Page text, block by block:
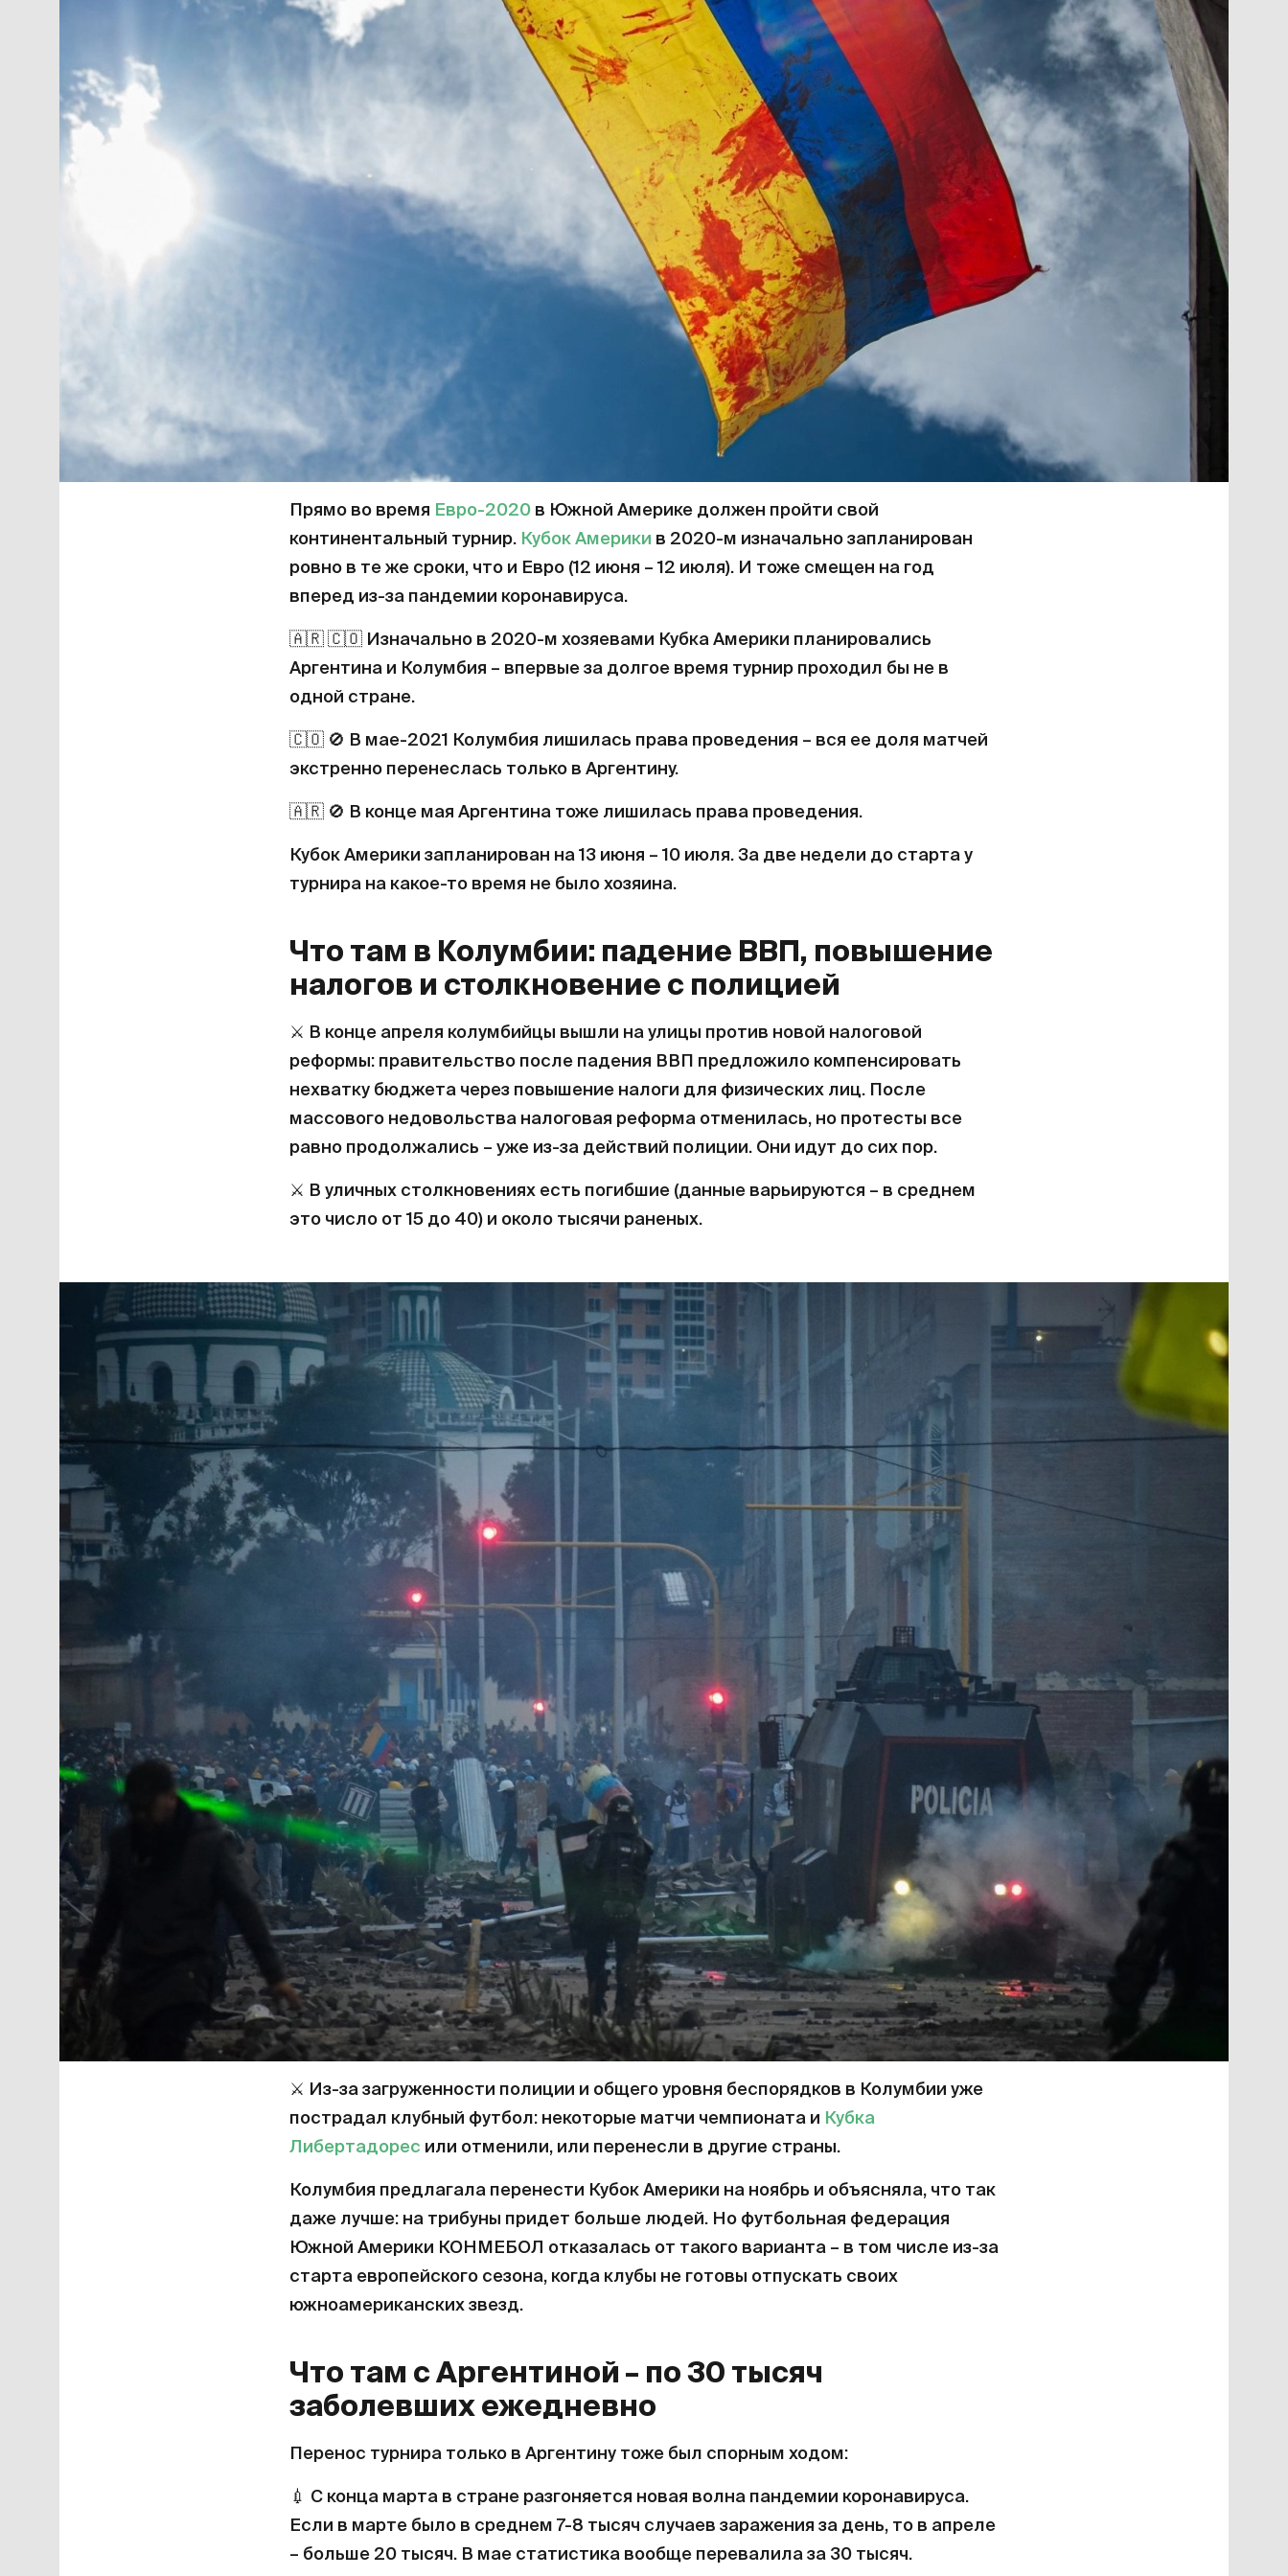
Прямо во время Евро-2020 в Южной Америке должен пройти свой
континентальный турнир. Кубок Америки в 2020-м изначально запланирован
ровно в те же сроки, что и Евро (12 июня – 12 июля). И тоже смещен на год
вперед из-за пандемии коронавируса.
🇦🇷 🇨🇴 Изначально в 2020-м хозяевами Кубка Америки планировались
Аргентина и Колумбия – впервые за долгое время турнир проходил бы не в
одной стране.
🇨🇴 🚫 В мае-2021 Колумбия лишилась права проведения – вся ее доля матчей
экстренно перенеслась только в Аргентину.
🇦🇷 🚫 В конце мая Аргентина тоже лишилась права проведения.
Кубок Америки запланирован на 13 июня – 10 июля. За две недели до старта у
турнира на какое-то время не было хозяина.
Что там в Колумбии: падение ВВП, повышение
налогов и столкновение с полицией
⚔️ В конце апреля колумбийцы вышли на улицы против новой налоговой
реформы: правительство после падения ВВП предложило компенсировать
нехватку бюджета через повышение налоги для физических лиц. После
массового недовольства налоговая реформа отменилась, но протесты все
равно продолжались – уже из-за действий полиции. Они идут до сих пор.
⚔️ В уличных столкновениях есть погибшие (данные варьируются – в среднем
это число от 15 до 40) и около тысячи раненых.
⚔️ Из-за загруженности полиции и общего уровня беспорядков в Колумбии уже
пострадал клубный футбол: некоторые матчи чемпионата и Кубка
Либертадорес или отменили, или перенесли в другие страны.
Колумбия предлагала перенести Кубок Америки на ноябрь и объясняла, что так
даже лучше: на трибуны придет больше людей. Но футбольная федерация
Южной Америки КОНМЕБОЛ отказалась от такого варианта – в том числе из-за
старта европейского сезона, когда клубы не готовы отпускать своих
южноамериканских звезд.
Что там с Аргентиной – по 30 тысяч
заболевших ежедневно
Перенос турнира только в Аргентину тоже был спорным ходом:
💉 С конца марта в стране разгоняется новая волна пандемии коронавируса.
Если в марте было в среднем 7-8 тысяч случаев заражения за день, то в апреле
– больше 20 тысяч. В мае статистика вообще перевалила за 30 тысяч.